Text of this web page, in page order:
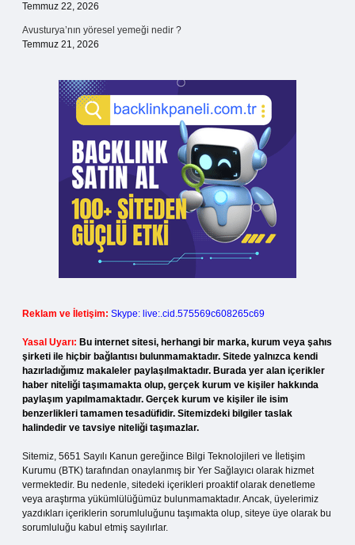
Temmuz 22, 2026
Avusturya’nın yöresel yemeği nedir ?
Temmuz 21, 2026
Reklam ve İletişim: Skype: live:.cid.575569c608265c69
Yasal Uyarı: Bu internet sitesi, herhangi bir marka, kurum veya şahıs
şirketi ile hiçbir bağlantısı bulunmamaktadır. Sitede yalnızca kendi
hazırladığımız makaleler paylaşılmaktadır. Burada yer alan içerikler
haber niteliği taşımamakta olup, gerçek kurum ve kişiler hakkında
paylaşım yapılmamaktadır. Gerçek kurum ve kişiler ile isim
benzerlikleri tamamen tesadüfidir. Sitemizdeki bilgiler taslak
halindedir ve tavsiye niteliği taşımazlar.
Sitemiz, 5651 Sayılı Kanun gereğince Bilgi Teknolojileri ve İletişim
Kurumu (BTK) tarafından onaylanmış bir Yer Sağlayıcı olarak hizmet
vermektedir. Bu nedenle, sitedeki içerikleri proaktif olarak denetleme
veya araştırma yükümlülüğümüz bulunmamaktadır. Ancak, üyelerimiz
yazdıkları içeriklerin sorumluluğunu taşımakta olup, siteye üye olarak bu
sorumluluğu kabul etmiş sayılırlar.